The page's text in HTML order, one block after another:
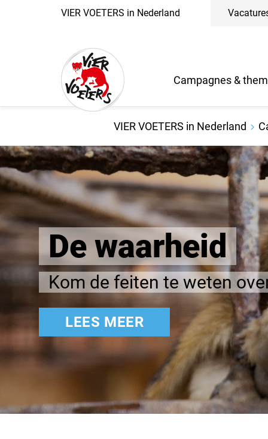
VIER VOETERS in Nederland
Campagnes &
VIER VOETERS in Nederland
De waarheid
Kom de feiten te weten
LEES MEER